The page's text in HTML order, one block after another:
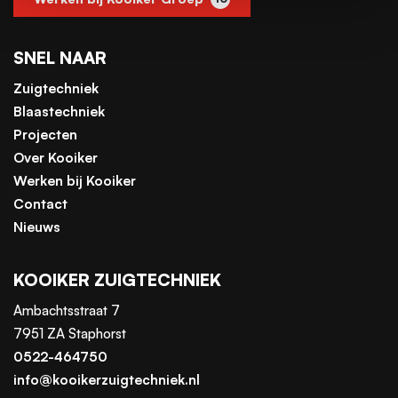
SNEL NAAR
Zuigtechniek
Blaastechniek
Projecten
Over Kooiker
Werken bij Kooiker
Contact
Nieuws
KOOIKER ZUIGTECHNIEK
Ambachtsstraat 7
7951 ZA Staphorst
0522-464750
info@kooikerzuigtechniek.nl